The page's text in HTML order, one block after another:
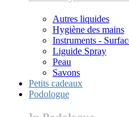
Autres liquides
Hygiène des mains
Instruments -
Liguide Spray
Peau
Savons
Petits cadeaux
Podologue